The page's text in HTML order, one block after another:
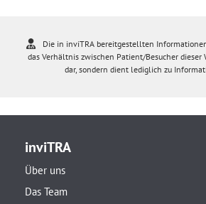
Die in inviTRA bereitgestellten
das Verhältnis zwischen Patient/Besucher dieser
dar, sondern dient lediglich zu
inviTRA
Über uns
Das Team